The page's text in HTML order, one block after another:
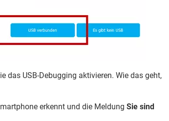
das USB-Debugging aktivieren. Wie das geht,
erkennt und die Meldung Sie sind